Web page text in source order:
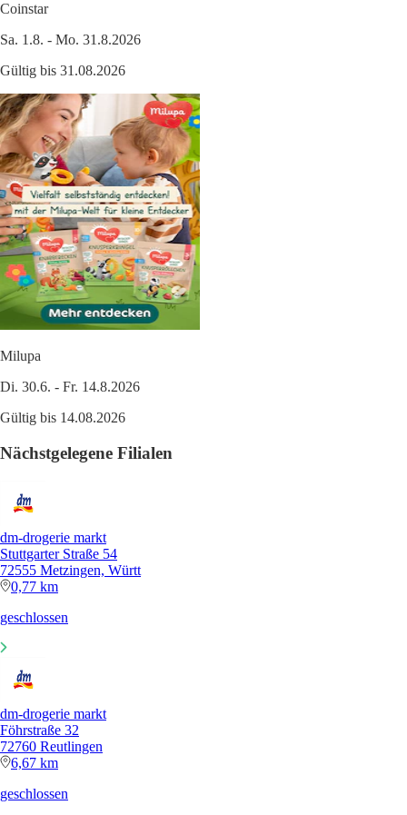
Coinstar
Sa. 1.8. - Mo. 31.8.2026
Gültig bis 31.08.2026
Milupa
Di. 30.6. - Fr. 14.8.2026
Gültig bis 14.08.2026
Nächstgelegene Filialen
dm-drogerie markt
Stuttgarter Straße 54
72555 Metzingen, Württ
0,77 km
geschlossen
dm-drogerie markt
Föhrstraße 32
72760 Reutlingen
6,67 km
geschlossen